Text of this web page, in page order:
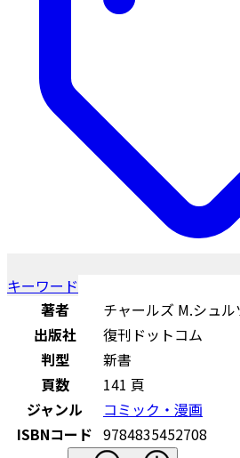
キーワード
著者
チャールズ M.シュ
出版社
復刊ドットコム
判型
新書
頁数
141 頁
ジャンル
コミック・漫画
ISBNコード 9784835452708